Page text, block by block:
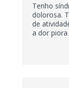
Tenho
dolorosa.
de
a dor